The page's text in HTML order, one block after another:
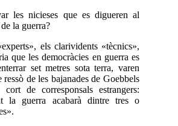
les nicieses que es digueren al
la guerra?
els clarividents «tècnics»,
que les democràcies en guerra es
set metres sota terra, varen
de les bajanades de Goebbels
de corresponsals estrangers:
la guerra acabarà dintre tres o